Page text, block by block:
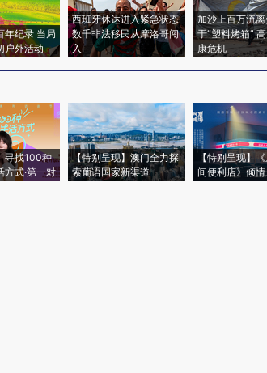
年纪录 当局
户外活动
西班牙休达进入紧急状态
数千非法移民从摩洛哥闯
入
加沙上百万流
于“塑料烤箱”
康危机
寻找100种
方式·第一对
【特别呈现】澳门全力探
索葡语国家新渠道
【特别呈现】
间便利店》倾